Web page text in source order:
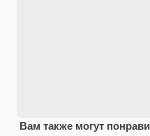
Вам также могут